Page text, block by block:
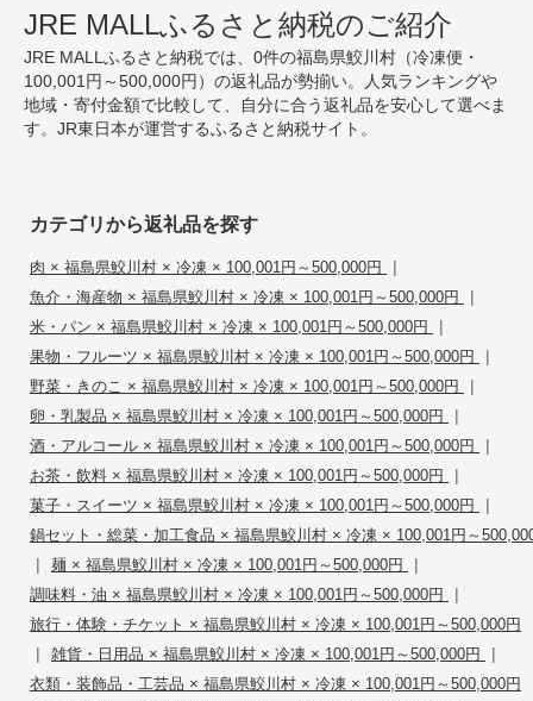
JRE MALLふるさと納税のご紹介
JRE MALLふるさと納税では、0件の福島県鮫川村（冷凍便・
100,001円～500,000円）の返礼品が勢揃い。人気ランキングや
地域・寄付金額で比較して、自分に合う返礼品を安心して選べま
す。JR東日本が運営するふるさと納税サイト。
カテゴリから返礼品を探す
肉 × 福島県鮫川村 × 冷凍 × 100,001円～500,000円 |
魚介・海産物 × 福島県鮫川村 × 冷凍 × 100,001円～500,000円 |
米・パン × 福島県鮫川村 × 冷凍 × 100,001円～500,000円 |
果物・フルーツ × 福島県鮫川村 × 冷凍 × 100,001円～500,000円 |
野菜・きのこ × 福島県鮫川村 × 冷凍 × 100,001円～500,000円 |
卵・乳製品 × 福島県鮫川村 × 冷凍 × 100,001円～500,000円 |
酒・アルコール × 福島県鮫川村 × 冷凍 × 100,001円～500,000円 |
お茶・飲料 × 福島県鮫川村 × 冷凍 × 100,001円～500,000円 |
菓子・スイーツ × 福島県鮫川村 × 冷凍 × 100,001円～500,000円 |
鍋セット・総菜・加工食品 × 福島県鮫川村 × 冷凍 × 100,001円～
| 麺 × 福島県鮫川村 × 冷凍 × 100,001円～500,000円 |
調味料・油 × 福島県鮫川村 × 冷凍 × 100,001円～500,000円 |
旅行・体験・チケット × 福島県鮫川村 × 冷凍 × 100,001円～500,000円
| 雑貨・日用品 × 福島県鮫川村 × 冷凍 × 100,001円～500,000円 |
衣類・装飾品・工芸品 × 福島県鮫川村 × 冷凍 × 100,001円～500,000円